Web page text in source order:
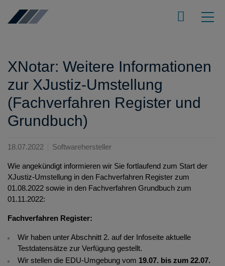
XNotar: Weitere Informationen
zur XJustiz-Umstellung
(Fachverfahren Register und
Grundbuch)
18.07.2022 Softwarehersteller
Wie angekündigt informieren wir Sie fortlaufend zum Start der
XJustiz-Umstellung in den Fachverfahren Register zum
01.08.2022 sowie in den Fachverfahren Grundbuch zum
01.11.2022:
Fachverfahren Register:
Wir haben unter Abschnitt 2. auf der Infoseite aktuelle
Testdatensätze zur Verfügung gestellt.
Wir stellen die EDU-Umgebung vom 19.07. bis zum 22.07.